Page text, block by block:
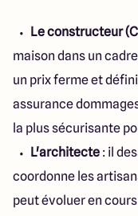
Le constructeur
maison dans un
un prix ferme et
assurance
la plus sécurisante
L'architecte : il
coordonne les
peut évoluer en